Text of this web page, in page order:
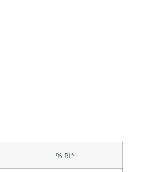
% RI*